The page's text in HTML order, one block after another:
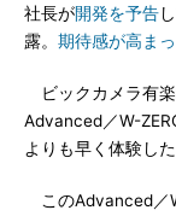
社長が開発を予告
露。 期待感が高ま
ビックカメラ有楽
Advanced／W-
よりも早く体験し
このAdvanced／